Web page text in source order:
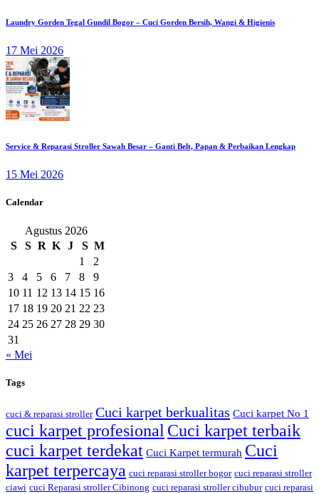
Laundry Gorden Tegal Gundil Bogor – Cuci Gorden Bersih, Wangi & Higienis
17 Mei 2026
Service & Reparasi Stroller Sawah Besar – Ganti Belt, Papan & Perbaikan Lengkap
15 Mei 2026
Calendar
Agustus 2026
S
S R K J S M
1
2
3
4 5 6 7 8
9
10 11 12 13 14 15 16
17 18 19 20 21 22 23
24 25 26 27 28 29 30
31
« Mei
Tags
cuci & reparasi stroller Cuci karpet berkualitas Cuci karpet No 1
cuci karpet profesional Cuci karpet terbaik
cuci karpet terdekat Cuci Karpet termurah Cuci
karpet terpercaya cuci reparasi stroller bogor cuci reparasi stroller
ciawi cuci Reparasi stroller Cibinong cuci reparasi stroller cibubur cuci reparasi